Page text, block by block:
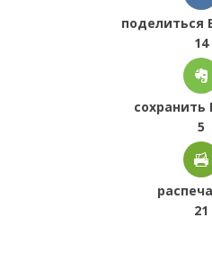
поделиться
14
сохранить
5
21